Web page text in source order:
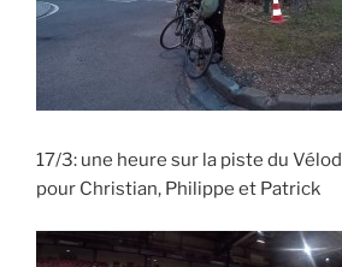
17/3: une heure sur la piste du
pour Christian, Philippe et Patrick